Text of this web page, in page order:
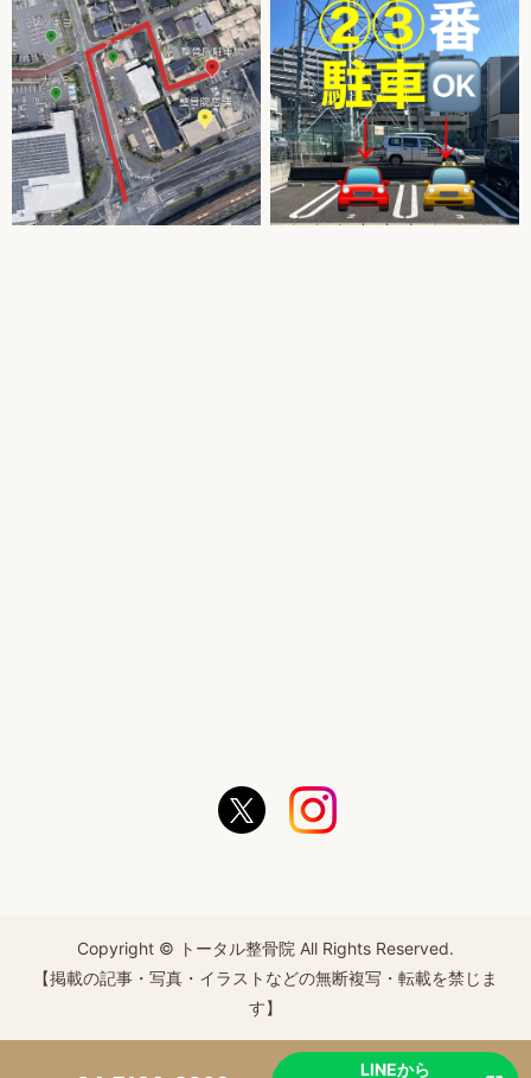
Copyright © トータル整骨院 All Rights Reserved.
【掲載の記事・写真・イラストなどの無断複写・転載を禁じま
す】
LINEから